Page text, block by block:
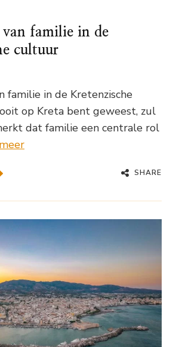
familie in de
cultuur
familie in de Kretenzische
op Kreta bent geweest, zul
dat familie een centrale rol
SHARE